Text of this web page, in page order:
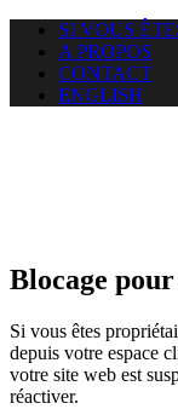
SI VOUS
A PROPOS
CONTACT
ENGLISH
Blocage
Si vous êtes
depuis votre espace
votre site web est
réactiver.